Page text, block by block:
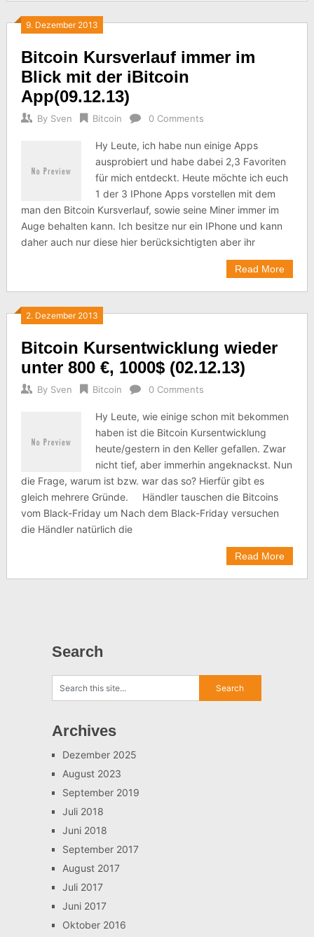
9. Dezember 2013
Bitcoin Kursverlauf immer im
Blick mit der iBitcoin
App(09.12.13)
By Sven Bitcoin 0 Comments
Hy Leute, ich habe nun einige Apps
ausprobiert und habe dabei 2,3 Favoriten
für mich entdeckt. Heute möchte ich euch
1 der 3 IPhone Apps vorstellen mit dem
man den Bitcoin Kursverlauf, sowie seine Miner immer im
Auge behalten kann. Ich besitze nur ein IPhone und kann
daher auch nur diese hier berücksichtigten aber ihr
Read More
2. Dezember 2013
Bitcoin Kursentwicklung wieder
unter 800 €, 1000$ (02.12.13)
By Sven Bitcoin 0 Comments
Hy Leute, wie einige schon mit bekommen
haben ist die Bitcoin Kursentwicklung
heute/gestern in den Keller gefallen. Zwar
nicht tief, aber immerhin angeknackst. Nun
die Frage, warum ist bzw. war das so? Hierfür gibt es
gleich mehrere Gründe. Händler tauschen die Bitcoins
vom Black-Friday um Nach dem Black-Friday versuchen
die Händler natürlich die
Read More
Search
Archives
Dezember 2025
August 2023
September 2019
Juli 2018
Juni 2018
September 2017
August 2017
Juli 2017
Juni 2017
Oktober 2016